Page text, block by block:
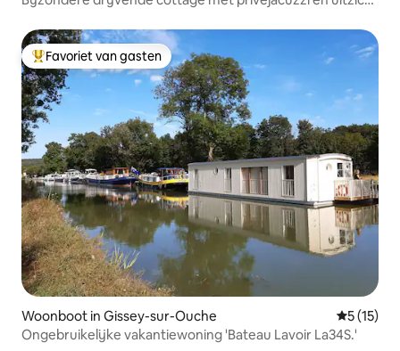
Topfavoriet van gasten
Favoriet van gasten
Woonboot in Gissey-sur-Ouche
5 (15)
Ongebruikelijke vakantiewoning 'Bateau Lavoir La34S.'